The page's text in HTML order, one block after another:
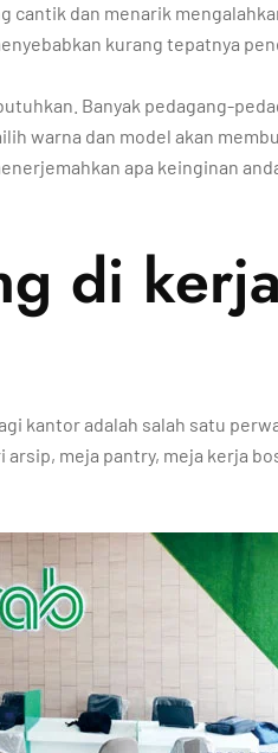
dan menarik
kurang tepatnya
Banyak pedagang-
warna dan model akan
apa keinginan
di
kantor adalah salah satu
meja pantry, meja kerja